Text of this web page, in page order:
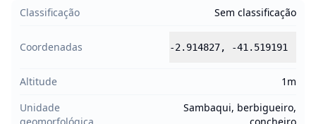
Classificação Sem classificação
Coordenadas -2.914827, -41.519191
Altitude
1m
Unidade
Sambaqui, berbigueiro,